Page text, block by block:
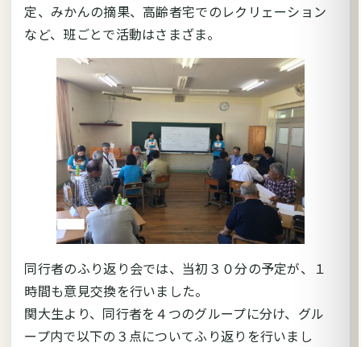
定、みかんの摘果、高齢者宅でのレクリェーション
など、班ごとで活動はさまざま。
同行者のふり返り会では、当初３０分の予定が、１
時間も意見交換を行いました。
関大生より、同行者を４つのグループに分け、グル
ープ内で以下の３点についてふり返りを行いまし